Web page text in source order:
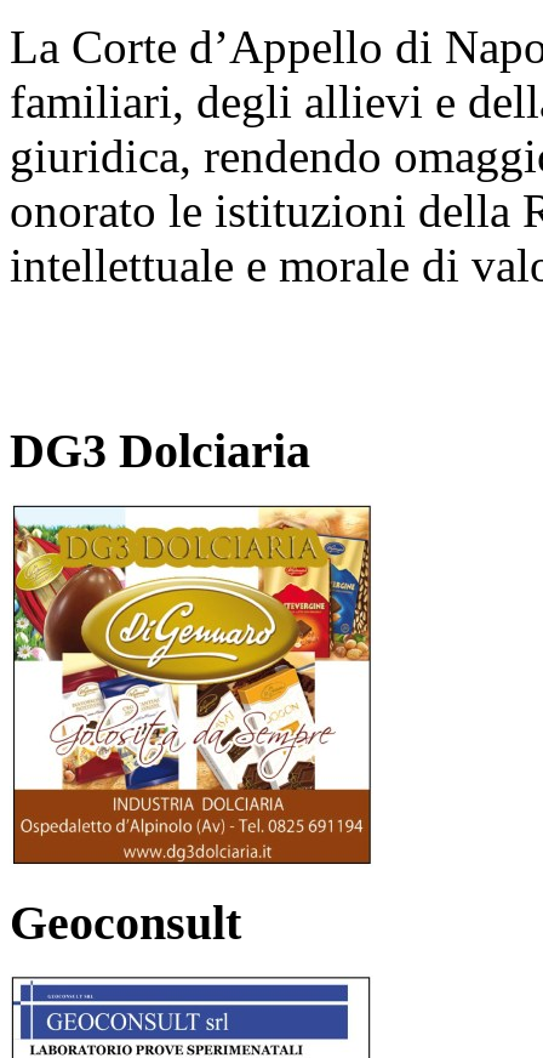
La Corte d’Appello di
familiari, degli allievi e
giuridica, rendendo
onorato le istituzioni della
intellettuale e morale di
DG3 Dolciaria
Geoconsult